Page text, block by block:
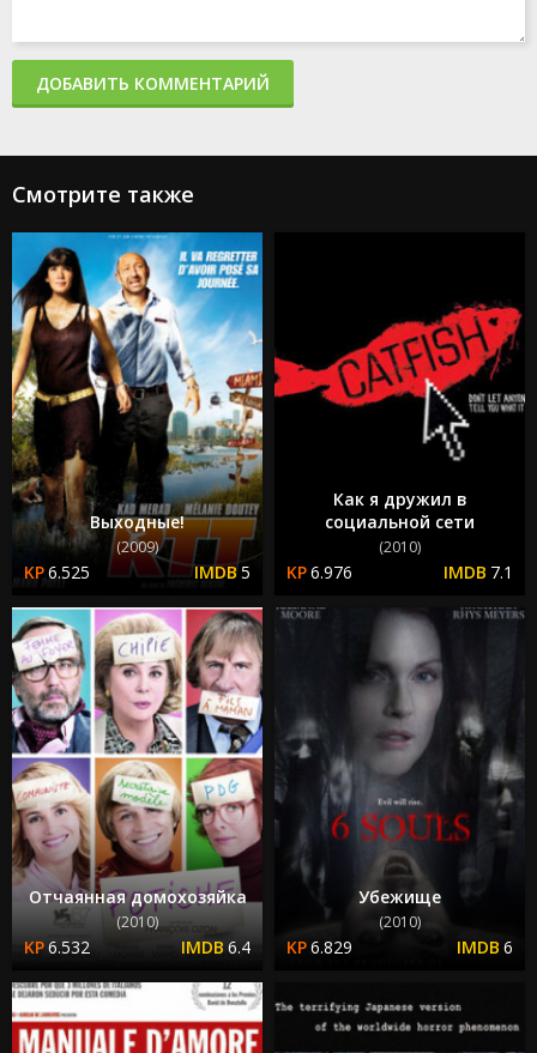
ДОБАВИТЬ КОММЕНТАРИЙ
Смотрите также
Выходные!
(2009)
6.525 5
Как я дружил в
социальной сети
(2010)
6.976 7.1
Отчаянная домохозяйка
(2010)
6.532 6.4
Убежище
(2010)
6.829 6